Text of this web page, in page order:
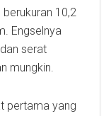
10,2
Engselnya
serat
mungkin.
pertama yang